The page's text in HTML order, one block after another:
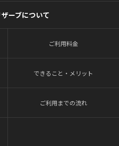
ーブについて
ご利用料金
できること・メリット
ご利用までの流れ